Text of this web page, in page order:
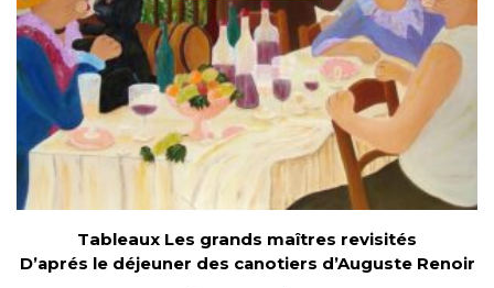
Tableaux Les grands maîtres revisités
D’aprés le déjeuner des canotiers d’Auguste Renoir